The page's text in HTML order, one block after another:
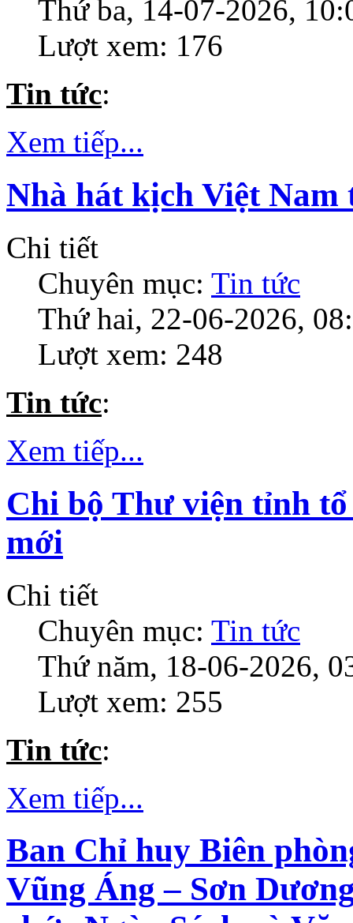
Thứ ba, 14-07-2026,
Lượt xem: 176
Tin tức:
Xem tiếp...
Nhà hát kịch Việt Nam
Chi tiết
Chuyên mục: Tin tức
Thứ hai, 22-06-2026,
Lượt xem: 248
Tin tức:
Xem tiếp...
Chi bộ Thư viện tỉnh
mới
Chi tiết
Chuyên mục: Tin tức
Thứ năm, 18-06-2026,
Lượt xem: 255
Tin tức:
Xem tiếp...
Ban Chỉ huy Biên
Vũng Áng – Sơn